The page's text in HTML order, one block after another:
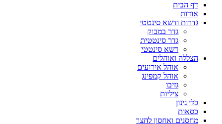
דף הבית
אודות
גדרות ודשא סינטטי
גדר במבוק
גדר סינטטית
דשא סינטטי
הצללה ואוהלים
אוהל אירועים
אוהל קמפינג
גזיבו
ציליות
כלי גינון
כסאות
מחסנים ואחסון לחצר